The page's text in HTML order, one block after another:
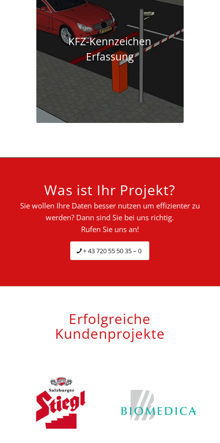
KFZ-Kennzeichen
Erfassung
Was ist Ihr Projekt?
Sie wollen Ihre Daten besser nutzen um effizienter zu
werden? Dann sind Sie bei uns richtig.
Rufen Sie uns an!
+ 43 720 55 50 35 – 0
Erfolgreiche
Kundenprojekte